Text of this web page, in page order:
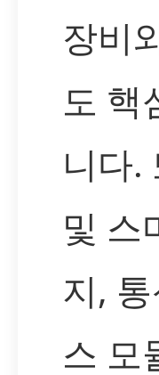
장비
도 핵
니다.
및 스
지,
스 모